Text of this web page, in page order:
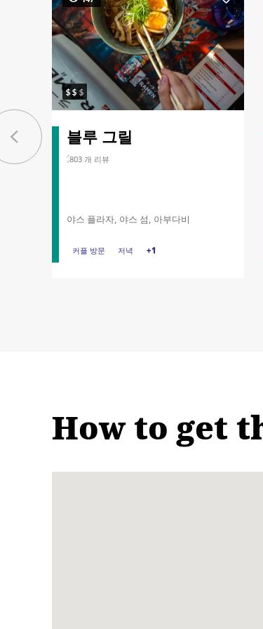
블루 그릴
803 개 리뷰
야스 플라자, 야스 섬, 아부다비
커플 방문 스테이크하우스
커플 방문 저녁 +1
How to get